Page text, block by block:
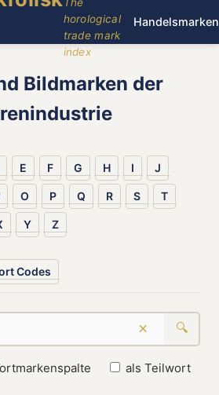
horological
trade mark
index
Handelsmarken
Bildmarken der
E F G H I J
O P Q R S T
Y Z
Codes
× 🔍
als Teilwort